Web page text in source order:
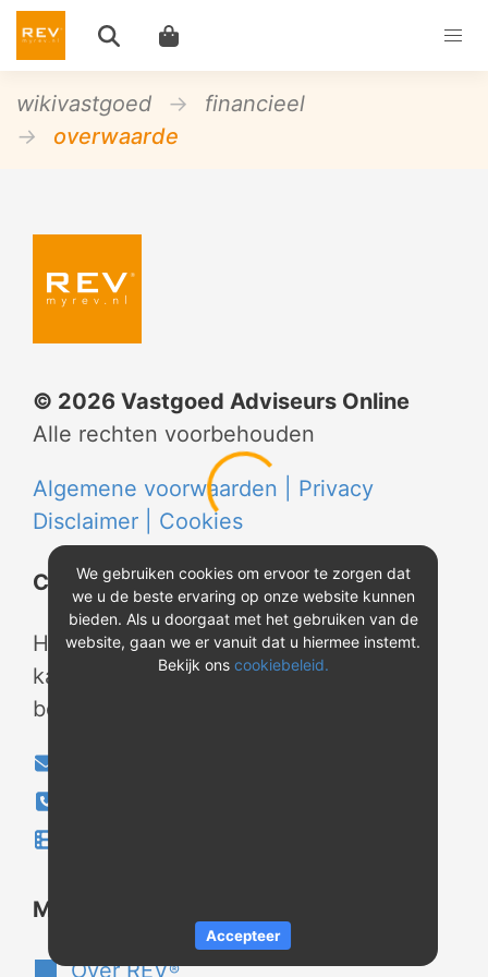
wikivastgoed
financieel
overwaarde
© 2026 Vastgoed Adviseurs Online
Alle rechten voorbehouden
Algemene voorwaarden | Privacy
Disclaimer | Cookies
Contact
Heeft u vragen? Neem tijdens
kantooruren contact met ons op of
bekijk onze instructievideo's.
Meer over REV
Over REV®
We gebruiken cookies om ervoor te zorgen dat
we u de beste ervaring op onze website kunnen
bieden. Als u doorgaat met het gebruiken van de
website, gaan we er vanuit dat u hiermee instemt.
Bekijk ons cookiebeleid.
Accepteer